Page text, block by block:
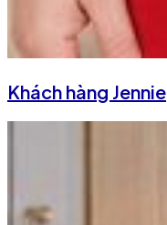
Khách hàng Jennie